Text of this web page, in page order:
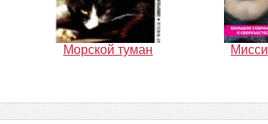
Морской туман